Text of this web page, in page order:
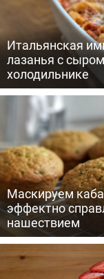
Итальянская
лазанья с
холодильнике
Маскируем
эффектно
нашествием